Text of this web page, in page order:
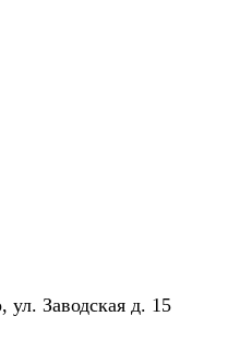
ул. Заводская д. 15